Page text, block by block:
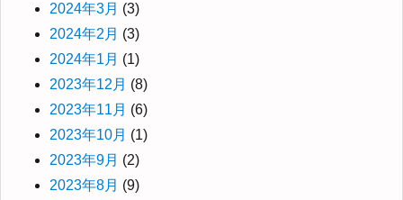
2024年3月 (3)
2024年2月 (3)
2024年1月 (1)
2023年12月 (8)
2023年11月 (6)
2023年10月 (1)
2023年9月 (2)
2023年8月 (9)